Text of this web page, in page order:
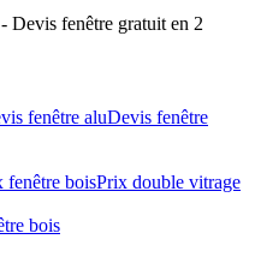
Devis fenêtre gratuit en 2
fenêtre aluDevis fenêtre
fenêtre boisPrix double vitrage
bois